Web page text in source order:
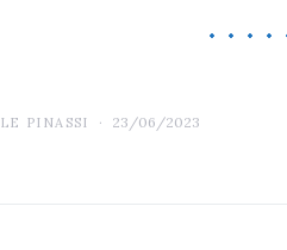
PINASSI 23/06/2023